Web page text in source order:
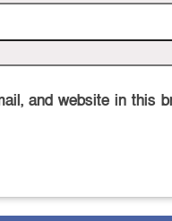
and website in this